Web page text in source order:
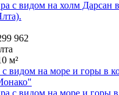
962
м²
видом на море и горы в